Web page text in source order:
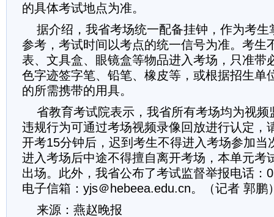
的具体考试地点为准。
据介绍，我省考场统一配备挂钟，作为考生
参考，考试时间以考点的统一信号为准。考生
表、文具盒、眼镜盒等物品进入考场，只准带
色字迹签字笔、铅笔、橡皮等，或根据招生单
的所需携带的用具。
省教育考试院表示，我省所有考场均为视频
违规行为可通过考场视频录像回放进行认定，
开考15分钟后，迟到考生不得进入考场参加当
进入考场后中途不得擅自离开考场，本单元考
出场。此外，我省公布了考试监督举报电话：
电子信箱：yjs＠hebeea.edu.cn。（记者 郭鹏
来源：燕赵晚报